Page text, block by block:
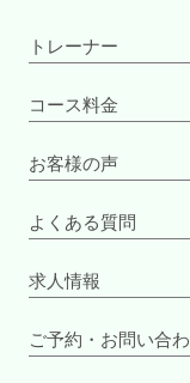
トレーナー
コース料金
お客様の声
よくある質問
求人情報
ご予約・お問い合